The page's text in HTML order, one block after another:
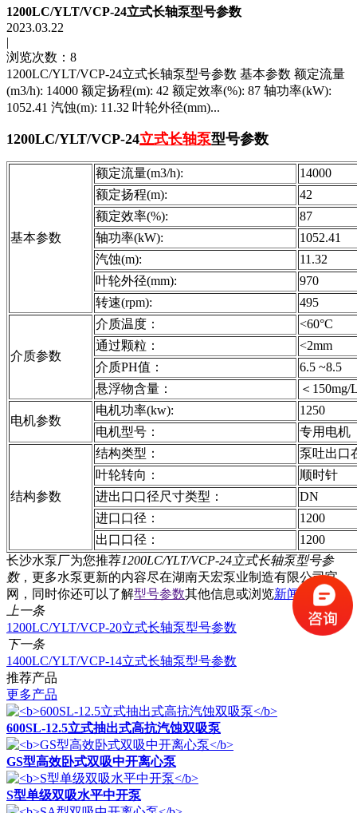
1200LC/YLT/VCP-24立式长轴泵型号参数
2023.03.22
|
浏览次数：8
1200LC/YLT/VCP-24立式长轴泵型号参数 基本参数 额定流量
(m3/h): 14000 额定扬程(m): 42 额定效率(%): 87 轴功率(kW):
1052.41 汽蚀(m): 11.32 叶轮外径(mm)...
1200LC/YLT/VCP-24立式长轴泵型号参数
基本参数
额定流量(m3/h):
14000
额定扬程(m):
42
额定效率(%):
87
轴功率(kW):
1052.41
汽蚀(m):
11.32
叶轮外径(mm):
970
转速(rpm):
495
介质参数
介质温度：
<60°C
通过颗粒：
<2mm
介质PH值：
6.5 ~8.5
悬浮物含量：
＜150mg/
电机参数
电机功率(kw):
1250
电机型号：
专用电机
结构参数
结构类型：
泵吐出口
叶轮转向：
顺时针
进出口口径尺寸类型：
DN
进口口径：
1200
出口口径：
1200
长沙水泵厂为您推荐1200LC/YLT/VCP-24立式长轴泵型号参
数，更多水泵更新的内容尽在湖南天宏泵业制造有限公司官
网，同时你还可以了解型号参数其他信息或浏览新闻中心。
上一条
1200LC/YLT/VCP-20立式长轴泵型号参数
下一条
1400LC/YLT/VCP-14立式长轴泵型号参数
推荐产品
更多产品
600SL-12.5立式抽出式高抗汽蚀双吸泵
GS型高效卧式双吸中开离心泵
S型单级双吸水平中开泵